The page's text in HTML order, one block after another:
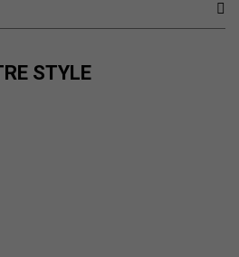
STYLE